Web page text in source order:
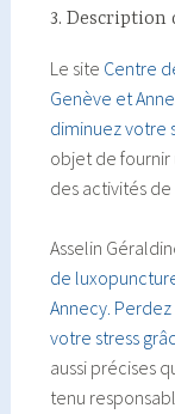
3. Description
Le site Centre
Genève et
diminuez votre
objet de fournir
des activités de
Asselin
de
Annecy.
votre stress
aussi précises
tenu